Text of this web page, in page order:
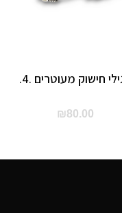
חישוק מעוטרים .4.
₪80.00